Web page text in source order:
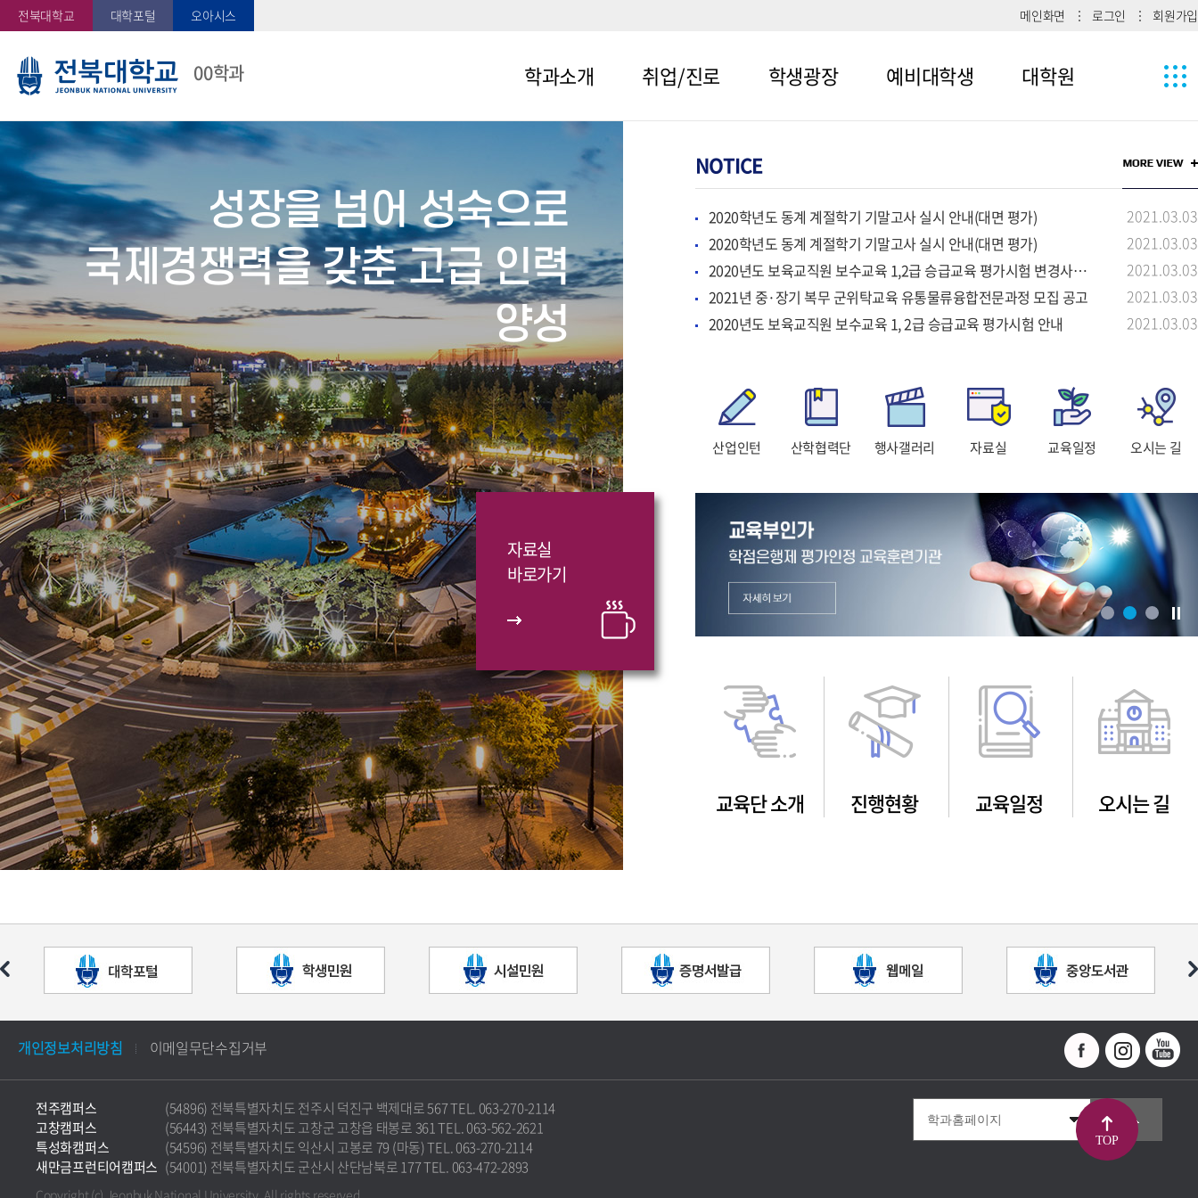
전북대학교 대학포털 오아시스 메인화면 로그인 회원가입
00학과 학과소개
메뉴1-2
취업/진로 학생광장
메뉴3-2
예비대학생
메뉴4-2
메뉴4-3
대학원
성장을 넘어 성숙으로
국제경쟁력을 갖춘 고급 인력
양성
자료실
바로가기
2020학년도 동계 계절학기 기말고사 실시 안내(대면 평가)
2021.03.03
2020학년도 동계 계절학기 기말고사 실시 안내(대면 평가)
2021.03.03
2020년도 보육교직원 보수교육 1,2급 승급교육 평가시험 변경사항 안내
2021.03.03
2021년 중·장기 복무 군위탁교육 유통물류융합전문과정 모집 공고
2021.03.03
2020년도 보육교직원 보수교육 1, 2급 승급교육 평가시험 안내
2021.03.03
산업인턴 산학협력단 행사갤러리 자료실 교육일정 오시는 길
교육단 소개 진행현황 교육일정 오시는 길
개인정보처리방침 이메일무단수집거부
전주캠퍼스
(54896) 전북특별자치도 전주시 덕진구 백제대로 567 TEL. 063-270-2114
고창캠퍼스
(56443) 전북특별자치도 고창군 고창읍 태봉로 361 TEL. 063-562-2621
특성화캠퍼스
(54596) 전북특별자치도 익산시 고봉로 79 (마동) TEL. 063-270-2114
새만금프런티어캠퍼스 (54001) 전북특별자치도 군산시 산단남북로 177 TEL. 063-472-2893
Copyright (c) Jeonbuk National University. All rights reserved.
TOP